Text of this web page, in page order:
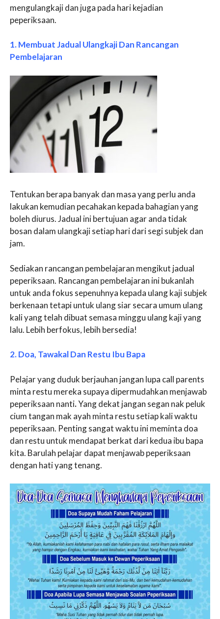
mengulangkaji dan juga pada hari kejadian
peperiksaan.
1. Membuat Jadual Ulangkaji Dan Rancangan
Pembelajaran
Tentukan berapa banyak dan masa yang perlu anda
lakukan kemudian pecahakan kepada bahagian yang
boleh diurus. Jadual ini bertujuan agar anda tidak
bosan dalam ulangkaji setiap hari dari segi subjek dan
jam.
Sediakan rancangan pembelajaran mengikut jadual
peperiksaan. Rancangan pembelajaran ini bukanlah
untuk anda fokus sepenuhnya kepada ulang kaji subjek
berkenaan tetapi untuk ulang siar secara umum ulang
kali yang telah dibuat semasa minggu ulang kaji yang
lalu. Lebih berfokus, lebih bersedia!
2. Doa, Tawakal Dan Restu Ibu Bapa
Pelajar yang duduk berjauhan jangan lupa call parents
minta restu mereka supaya dipermudahkan menjawab
peperiksaan nanti.Yang dekat jangan segan nak peluk
cium tangan mak ayah minta restu setiap kali waktu
peperiksaan. Penting sangat waktu ini meminta doa
dan restu untuk mendapat berkat dari kedua ibu bapa
kita. Barulah pelajar dapat menjawab peperiksaan
dengan hati yang tenang.